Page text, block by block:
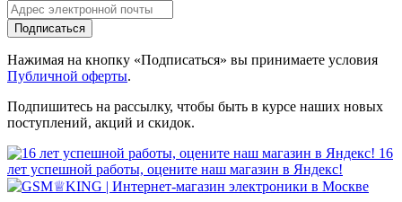
Подписаться
Нажимая на кнопку «Подписаться» вы принимаете условия
Публичной оферты.
Подпишитесь на рассылку, чтобы быть в курсе наших новых
поступлений, акций и скидок.
16
лет успешной работы, оцените наш магазин в Яндекс!